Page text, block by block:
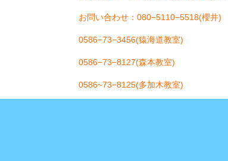
お問い合わせ：080−5110−5518(櫻井)
0586−73−3456(猿海道教室)
0586−73−8127(森本教室)
0586~73−8125(多加木教室)